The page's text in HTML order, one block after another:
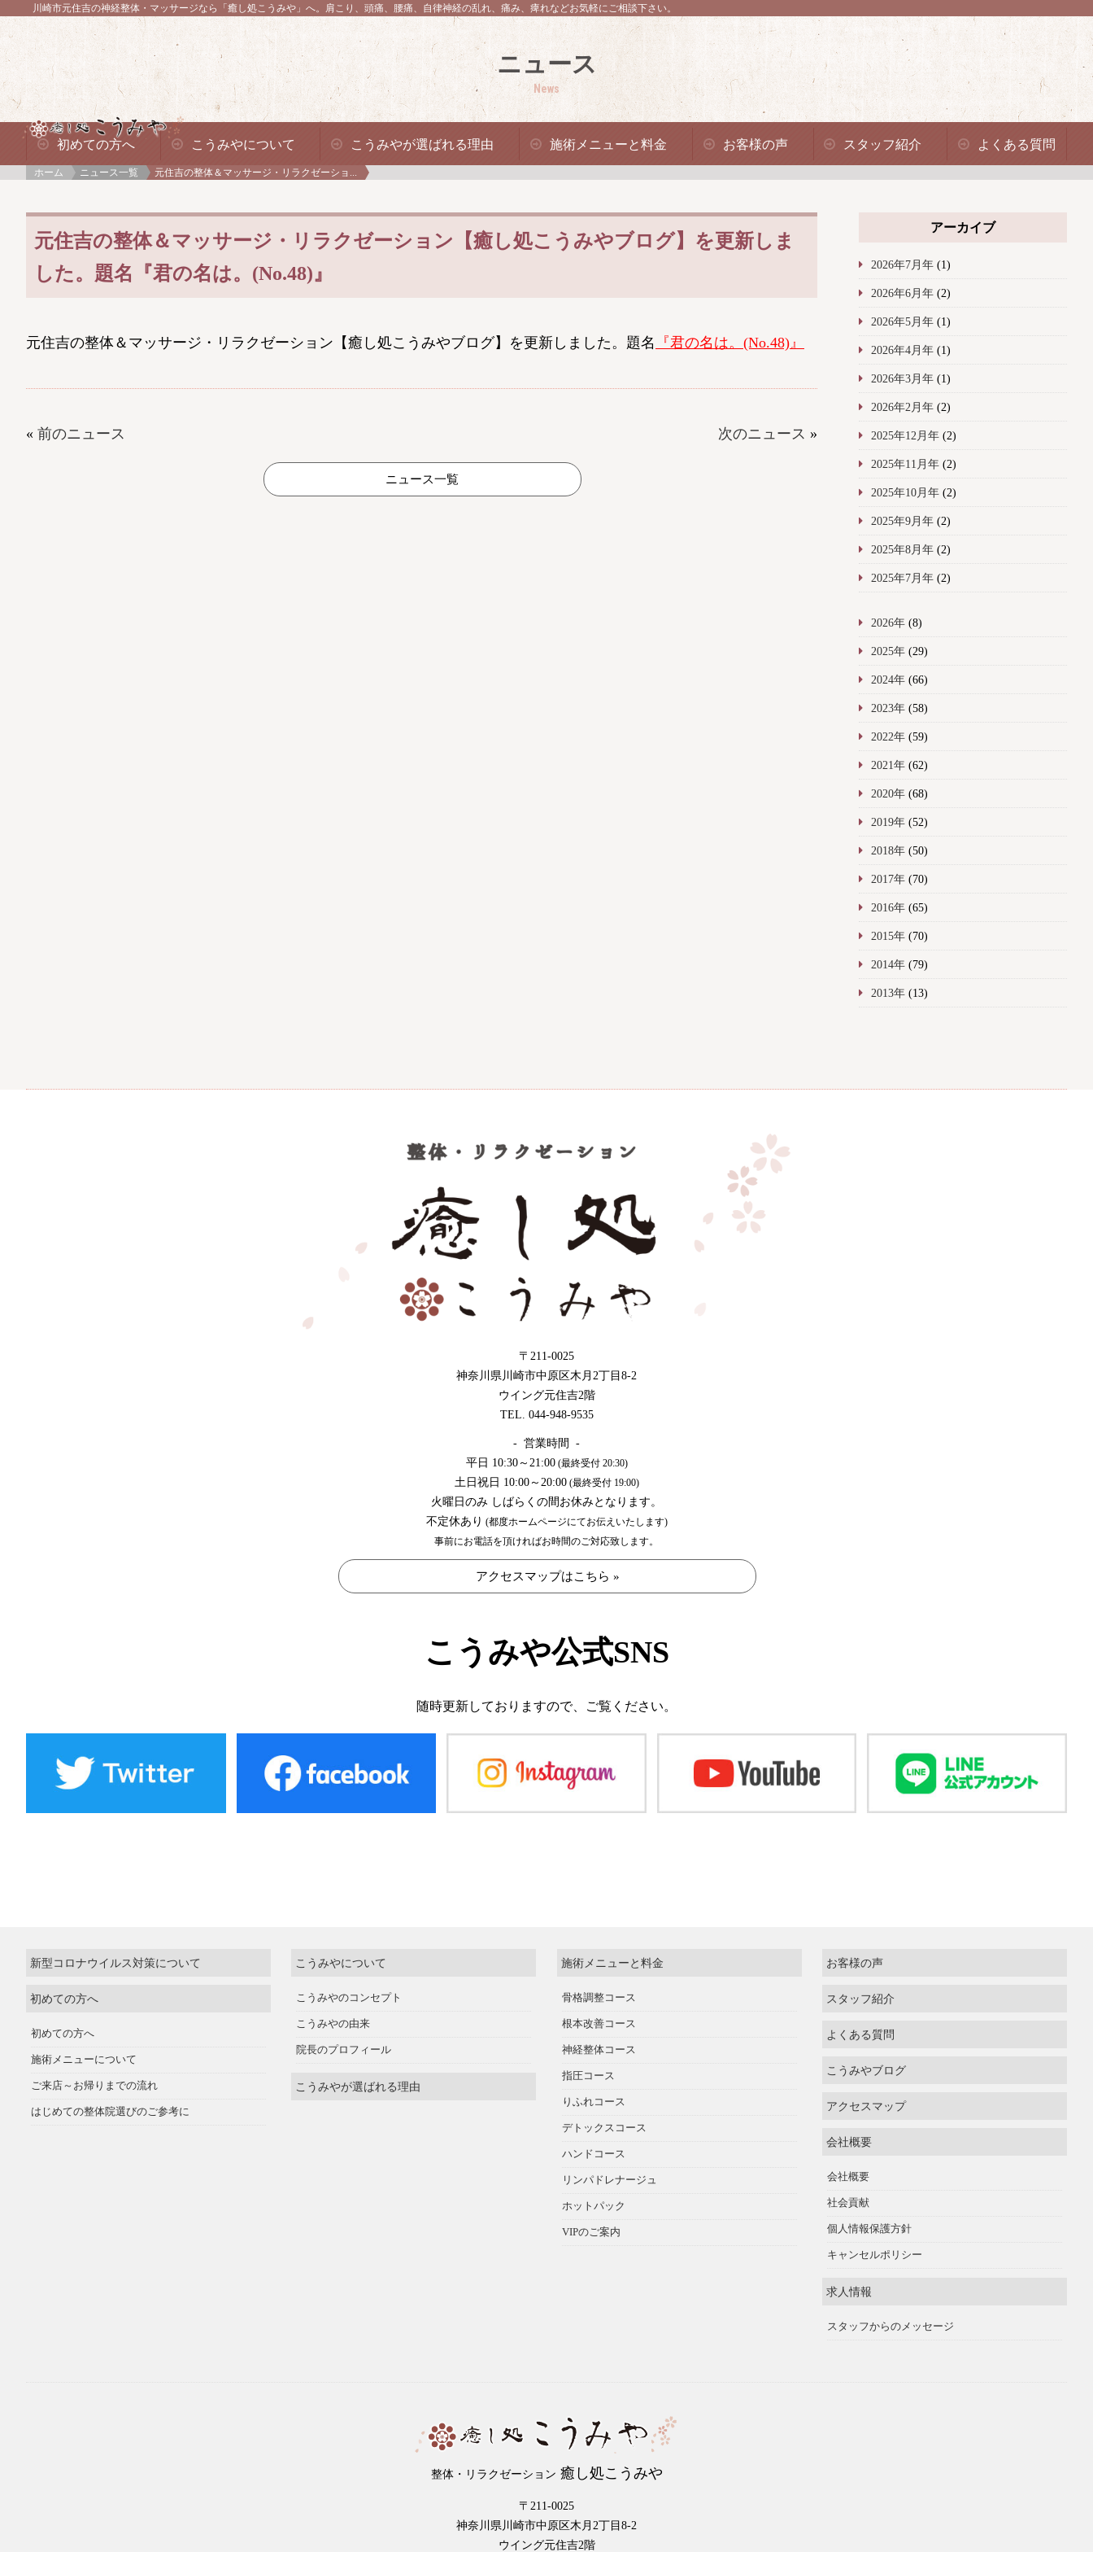
川崎市元住吉の神経整体・マッサージなら「癒し処こうみや」へ。 肩こり、頭痛、腰痛、自律神経の乱れ、痛み、痺れなどお気軽にご相談下さい。
ニュース
News
初めての方へ こうみやについて こうみやが選ばれる理由 施術メニューと料金 お客様の声 スタッフ紹介 よくある質問
ホーム ニュース一覧 元住吉の整体＆マッサージ・リラクゼーショ...
元住吉の整体＆マッサージ・リラクゼーション【癒し処こうみやブログ】を更新しま
した。題名『君の名は。(No.48)』
元住吉の整体＆マッサージ・リラクゼーション【癒し処こうみやブログ】を更新しました。題名 『君の名は。(No.48)』
« 前のニュース 次のニュース »
ニュース一覧
アーカイブ
2026年7月年(1)
2026年6月年(2)
2026年5月年(1)
2026年4月年(1)
2026年3月年(1)
2026年2月年(2)
2025年12月年(2)
2025年11月年(2)
2025年10月年(2)
2025年9月年(2)
2025年8月年(2)
2025年7月年(2)
2026年(8)
2025年(29)
2024年(66)
2023年(58)
2022年(59)
2021年(62)
2020年(68)
2019年(52)
2018年(50)
2017年(70)
2016年(65)
2015年(70)
2014年(79)
2013年(13)
〒211-0025
神奈川県川崎市中原区木月2丁目8-2
ウイング元住吉2階
TEL. 044-948-9535
- 営業時間 -
平日 10:30～21:00(最終受付 20:30)
土日祝日 10:00～20:00(最終受付 19:00)
火曜日のみ しばらくの間お休みとなります。
不定休あり (都度ホームページにてお伝えいたします)
事前にお電話を頂ければお時間のご対応致します。
アクセスマップはこちら »
こうみや公式SNS
随時更新しておりますので、 ご覧ください。
新型コロナウイルス対策について
初めての方へ
初めての方へ
施術メニューについて
ご来店～お帰りまでの流れ
はじめての整体院選びのご参考に
こうみやについて
こうみやのコンセプト
こうみやの由来
院長のプロフィール
こうみやが選ばれる理由
施術メニューと料金
骨格調整コース
根本改善コース
神経整体コース
指圧コース
りふれコース
デトックスコース
ハンドコース
リンパドレナージュ
ホットパック
VIPのご案内
お客様の声
スタッフ紹介
よくある質問
こうみやブログ
アクセスマップ
会社概要
会社概要
社会貢献
個人情報保護方針
キャンセルポリシー
求人情報
スタッフからのメッセージ
整体・リラクゼーション 癒し処こうみや
〒211-0025
神奈川県川崎市中原区木月2丁目8-2
ウイング元住吉2階